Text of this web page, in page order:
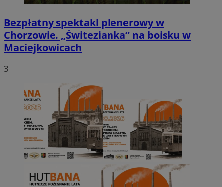
Bezpłatny spektakl plenerowy w
Chorzowie. „Świtezianka” na boisku w
Maciejkowicach
3